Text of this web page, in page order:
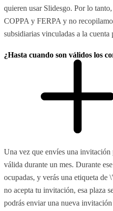
quieren usar Slidesgo. Por lo
COPPA y FERPA y no
subsidiarias vinculadas a la cuenta
¿Hasta cuando son válidos los
Una vez que envíes una invitación
válida durante un mes. Durante
ocupadas, y verás una etiqueta
no acepta tu invitación, esa plaza
podrás enviar una nueva